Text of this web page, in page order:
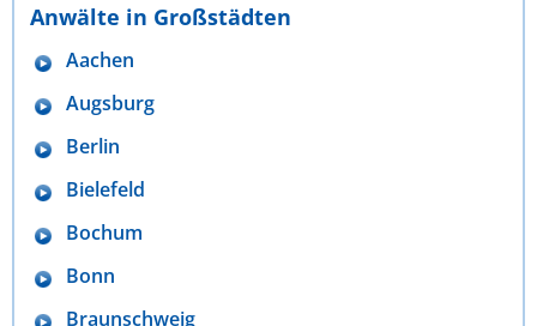
Anwälte in Großstädten
Aachen
Augsburg
Berlin
Bielefeld
Bochum
Bonn
Braunschweig